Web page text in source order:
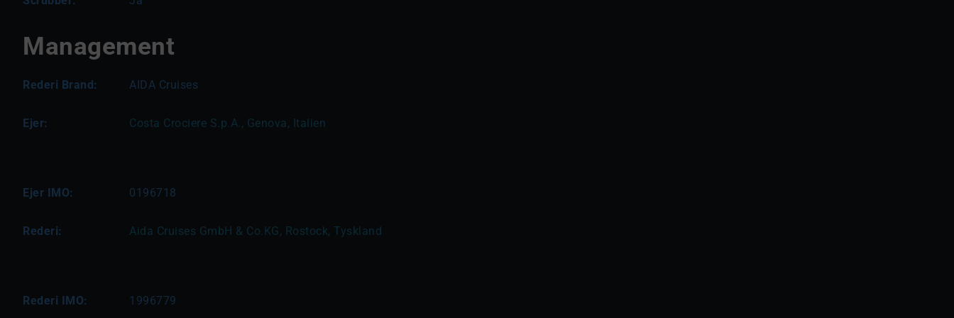
Management
Rederi Brand: AIDA Cruises
Ejer: Costa Crociere S.p.A., Genova, Italien
Ejer IMO: 0196718
Rederi: Aida Cruises GmbH & Co.KG, Rostock, Tyskland
Rederi IMO: 1996779